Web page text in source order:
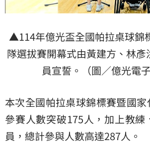
▲114年億光盃全國帕拉桌球錦
隊選拔賽開幕式由黃建方、林彥
員宣誓。（圖／億光電子
本次全國帕拉桌球錦標賽暨國家
參賽人數突破175人，加上教練
員，總計參與人數高達287人。